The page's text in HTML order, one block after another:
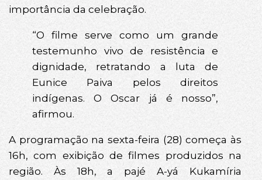
importância da celebração.
“O filme serve como um grande
testemunho vivo de resistência e
dignidade, retratando a luta de
Eunice Paiva pelos direitos
indígenas. O Oscar já é nosso”,
afirmou.
A programação na sexta-feira (28) começa às
16h, com exibição de filmes produzidos na
região. Às 18h, a pajé A-yá Kukamíria